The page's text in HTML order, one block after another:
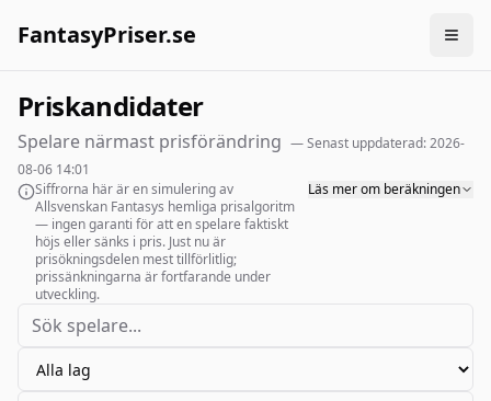
FantasyPriser.se
Priskandidater
Spelare närmast prisförändring — Senast uppdaterad:2026-
08-06 14:01
Siffrorna här är en simulering av
Allsvenskan Fantasys hemliga prisalgoritm
— ingen garanti för att en spelare faktiskt
höjs eller sänks i pris. Just nu är
prisökningsdelen mest tillförlitlig;
prissänkningarna är fortfarande under
utveckling.
Läs mer om beräkningen